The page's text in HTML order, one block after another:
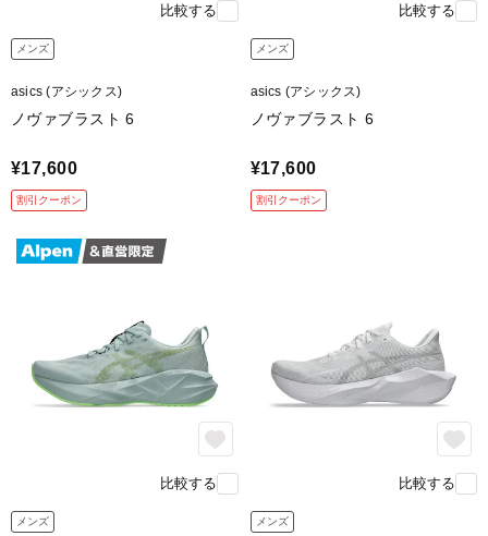
攻めの走りを支える「強力グリッ
プ」
濡れたアスファルトやカーブでも路面をしっかり掴み、
feature.3
比較する
メンズ
asics (アシックス)
ノヴァブラスト 6
¥17,600
割引クーポン
比較する
メンズ
asics (アシックス)
ノヴァブラスト 6
¥17,600
割引クーポン
比較する
メンズ
比較する
メンズ